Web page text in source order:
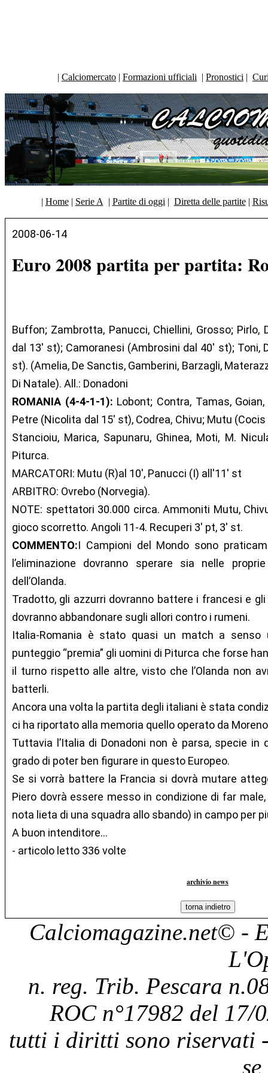
| Calciomercato | Formazioni ufficiali | Pronostici |
| Home| Serie A | Partite di oggi | Diretta delle partite|
2008-06-14
Euro 2008 partita per partita:
Buffon; Zambrotta, Panucci, Chiellini, Grosso; Pirlo,
dal 13' st); Camoranesi (Ambrosini dal 40' st); Toni,
st). (Amelia, De Sanctis, Gamberini, Barzagli,
Di Natale). All.: Donadoni
ROMANIA (4-4-1-1): Lobont; Contra, Tamas,
Petre (Nicolita dal 15' st), Codrea, Chivu; Mutu
Stancioiu, Marica, Sapunaru, Ghinea, Moti, M.
Piturca.
MARCATORI: Mutu (R)al 10', Panucci (I) all'11' st
ARBITRO: Ovrebo (Norvegia).
NOTE: spettatori 30.000 circa. Ammoniti Mutu,
gioco scorretto. Angoli 11-4. Recuperi 3' pt, 3' st.
COMMENTO:I Campioni del Mondo sono
l’eliminazione dovranno sperare sia nelle
dell’Olanda.
Tradotto, gli azzurri dovranno battere i francesi e
dovranno abbandonare sugli allori contro i rumeni.
Italia-Romania è stato quasi un match a senso
punteggio “premia” gli uomini di Piturca che forse
il turno rispetto alle altre, visto che l’Olanda non
batterli.
Ancora una volta la partita degli italiani è stata
ci ha riportato alla memoria quello operato da
Tuttavia l’Italia di Donadoni non è parsa, specie
grado di poter ben figurare in questo Europeo.
Se si vorrà battere la Francia si dovrà mutare
Piero dovrà essere messo in condizione di far
nota lieta di una squadra allo sbando) in campo per
A buon intenditore…
- articolo letto 336 volte
archivio news
Calciomagazine.net© -
n. reg. Trib. Pescara
ROC n°17982 del 17/
tutti i diritti sono riservati